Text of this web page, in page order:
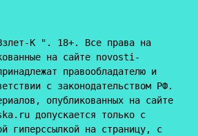
К ". 18+. Все права на
на сайте novosti-
правообладателю и
с законодательством РФ.
опубликованных на сайте
допускается только с
гиперссылкой на страницу, с